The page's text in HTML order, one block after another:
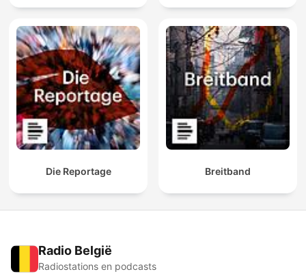
Die Reportage Breitband
Radio België
Radiostations en podcasts